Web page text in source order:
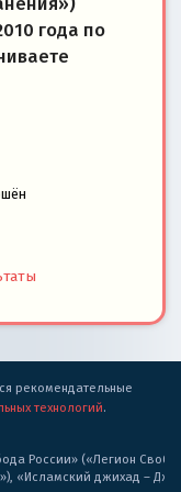
года по
рекомендательные
технологий.
России» («Легион
«Исламский джихад –